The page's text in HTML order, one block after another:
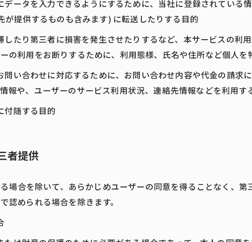
データを入力できるようにするために、当社に登録されている
が提供するものも含みます) に転送したりする目的
したり第三者に損害を発生させたりするなど、本サービスの利
の利用をお断りするために、利用態様、氏名や住所など個人
問い合わせに対応するために、お問い合わせ内容や代金の請求
報や、ユーザーのサービス利用状況、連絡先情報などを利用す
付随する目的
者提供
場合を除いて、あらかじめユーザーの同意を得ることなく、
認められる場合を除きます。